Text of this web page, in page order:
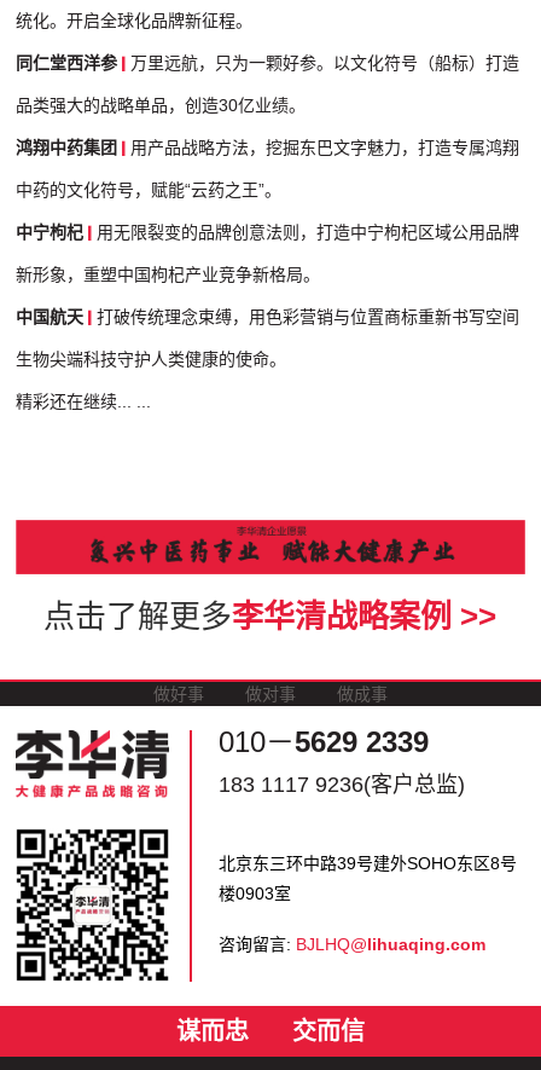
统化。开启全球化品牌新征程。
同仁堂西洋参 万里远航，只为一颗好参。以文化符号（船标）打造
品类强大的战略单品，创造30亿业绩。
鸿翔中药集团 用产品战略方法，挖掘东巴文字魅力，打造专属鸿翔
中药的文化符号，赋能“云药之王”。
中宁枸杞 用无限裂变的品牌创意法则，打造中宁枸杞区域公用品牌
新形象，重塑中国枸杞产业竞争新格局。
中国航天 打破传统理念束缚，用色彩营销与位置商标重新书写空间
生物尖端科技守护人类健康的使命。
精彩还在继续... ...
点击了解更多李华清战略案例 >>
做好事 做对事 做成事
010－5629 2339
183 1117 9236(客户总监)
北京东三环中路39号建外SOHO东区8号
楼0903室
咨询留言: BJLHQ@lihuaqing.com
谋而忠 交而信